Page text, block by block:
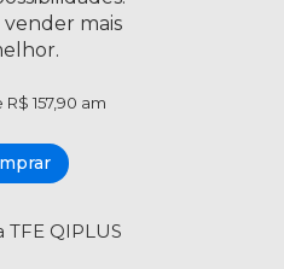
vender mais
157,90 am
TFE QIPLUS